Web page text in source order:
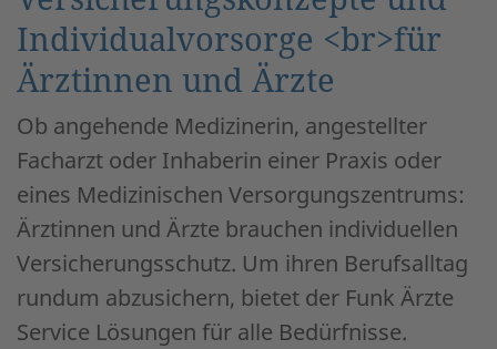
Individualvorsorge <br>für
Ärztinnen und Ärzte
Ob angehende Medizinerin, angestellter
Facharzt oder Inhaberin einer Praxis oder
eines Medizinischen Versorgungszentrums:
Ärztinnen und Ärzte brauchen individuellen
Versicherungsschutz. Um ihren Berufsalltag
rundum abzusichern, bietet der Funk Ärzte
Service Lösungen für alle Bedürfnisse.